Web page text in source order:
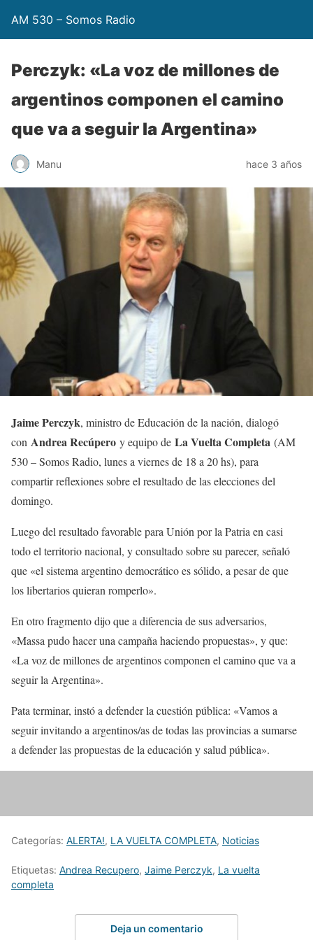
AM 530 – Somos Radio
Perczyk: «La voz de millones de
argentinos componen el camino
que va a seguir la Argentina»
Manu hace 3 años
Jaime Perczyk, ministro de Educación de la nación, dialogó
con Andrea Recúpero y equipo de La Vuelta Completa (AM
530 – Somos Radio, lunes a viernes de 18 a 20 hs), para
compartir reflexiones sobre el resultado de las elecciones del
domingo.
Luego del resultado favorable para Unión por la Patria en casi
todo el territorio nacional, y consultado sobre su parecer, señaló
que «el sistema argentino democrático es sólido, a pesar de que
los libertarios quieran romperlo».
En otro fragmento dijo que a diferencia de sus adversarios,
«Massa pudo hacer una campaña haciendo propuestas», y que:
«La voz de millones de argentinos componen el camino que va a
seguir la Argentina».
Pata terminar, instó a defender la cuestión pública: «Vamos a
seguir invitando a argentinos/as de todas las provincias a sumarse
a defender las propuestas de la educación y salud pública».
Categorías: ALERTA!, LA VUELTA COMPLETA, Noticias
Etiquetas: Andrea Recupero, Jaime Perczyk, La vuelta
completa
Deja un comentario